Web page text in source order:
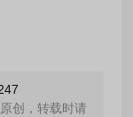
创，转载时请